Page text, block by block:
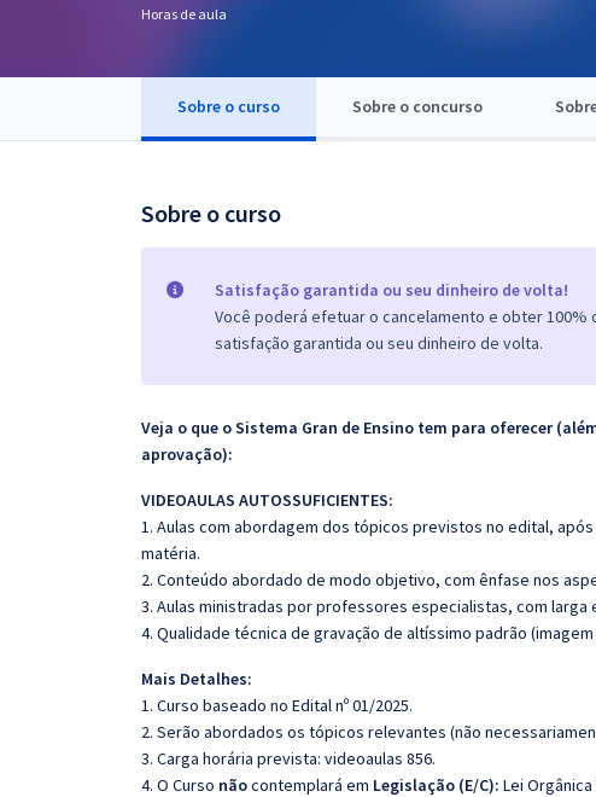
OAB
Questões grátis
Conteúdo gratuito
Horas de aula
Sobre o curso Sobre o concurso
Sobre o curso
Satisfação garantida ou seu dinheiro de volta!
Você poderá efetuar o cancelamento e obter 100%
satisfação garantida ou seu dinheiro de volta.
Veja o que o Sistema Gran de Ensino tem para oferecer
aprovação):
VIDEOAULAS AUTOSSUFICIENTES:
1. Aulas com abordagem dos tópicos previstos no edital,
matéria.
2. Conteúdo abordado de modo objetivo, com ênfase nos
3. Aulas ministradas por professores especialistas, com larga
4. Qualidade técnica de gravação de altíssimo padrão
Mais Detalhes:
1. Curso baseado no Edital nº 01/2025.
2. Serão abordados os tópicos relevantes (não
3. Carga horária prevista: videoaulas 856.
4. O Curso nãocontemplará em Legislação (E/C): Lei